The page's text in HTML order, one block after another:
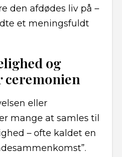
den afdødes liv på –
et meningsfuldt
og
ceremonien
eller
mange at samles til
– ofte kaldet en